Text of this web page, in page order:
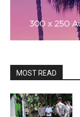
MOST READ